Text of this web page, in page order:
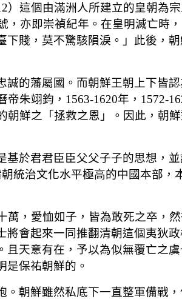
這個由滿洲人所建立的皇朝為
亦即崇禎紀年。在皇明滅亡時
賤，莫不驚駭隕淚。」此後，朝
的藩屬國。而朝鮮王朝上下皆
朱翊鈞，1563-1620年，1572-
鮮之「拯救之恩」。因此，朝
於君君臣臣父父子子的思想，
統治文化水平極高的中國本部，
，愛恤如子，皆為敢死之卒，
會起來一同推翻清朝這個夷狄
天意有在，予以為似無覆亡之
是保祐朝鮮的。
朝鮮雖然私底下一直整軍備戰